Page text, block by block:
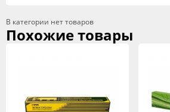
В категории нет товаров
Похожие товары